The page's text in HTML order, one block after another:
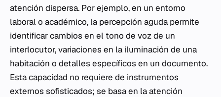
atención dispersa. Por ejemplo, en un entorno
laboral o académico, la percepción aguda permite
identificar cambios en el tono de voz de un
interlocutor, variaciones en la iluminación de una
habitación o detalles específicos en un documento.
Esta capacidad no requiere de instrumentos
externos sofisticados; se basa en la atención